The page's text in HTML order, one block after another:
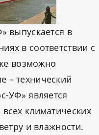
выпускается в
в соответствии с
возможно
– технический
УФ» является
климатических
и влажности.